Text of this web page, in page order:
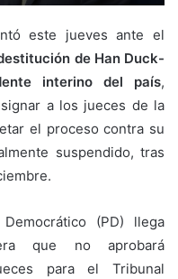
este jueves ante el
de Han Duck-
interino del país,
a los jueces de la
el proceso contra su
suspendido, tras
(PD) llega
que no aprobará
para el Tribunal